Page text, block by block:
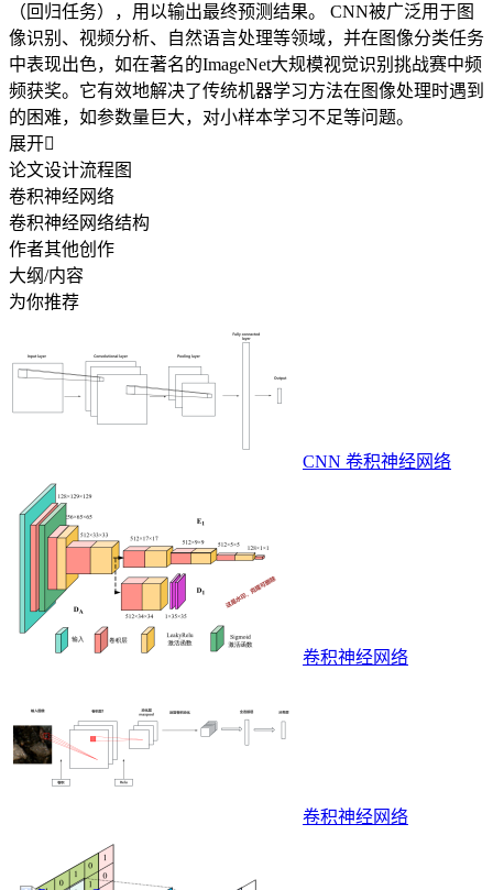
（回归任务），用以输出最终预测结果。 CNN被广泛用于图
像识别、视频分析、自然语言处理等领域，并在图像分类任务
中表现出色，如在著名的ImageNet大规模视觉识别挑战赛中频
频获奖。它有效地解决了传统机器学习方法在图像处理时遇到
的困难，如参数量巨大，对小样本学习不足等问题。
展开
论文设计流程图
卷积神经网络
卷积神经网络结构
作者其他创作
大纲/内容
为你推荐
CNN 卷积神经网络
卷积神经网络
卷积神经网络